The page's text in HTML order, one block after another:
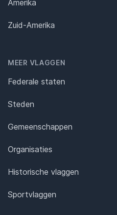
Amerika
Zuid-Amerika
MEER VLAGGEN
Federale staten
Steden
Gemeenschappen
Organisaties
Historische vlaggen
Sportvlaggen